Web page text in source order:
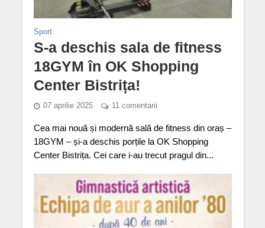
Sport
S-a deschis sala de fitness
18GYM în OK Shopping
Center Bistrița!
07 aprilie 2025 11 comentarii
Cea mai nouă și modernă sală de fitness din oraș –
18GYM – și-a deschis porțile la OK Shopping
Center Bistrița. Cei care i-au trecut pragul din...